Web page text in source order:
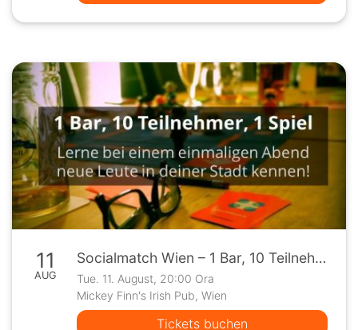
11
AUG
Socialmatch Wien – 1 Bar, 10 Teilnehmer, 1 Spiel
Tue. 11. August, 20:00 Ora
Mickey Finn's Irish Pub, Wien
Tickets buchen